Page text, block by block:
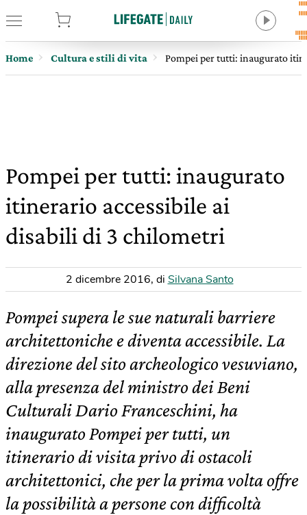
Home Cultura e stili di vita Pompei per tutti: inaugurato
Pompei per tutti: inaugurato
itinerario accessibile ai
disabili di 3 chilometri
2 dicembre 2016, di Silvana Santo
Pompei supera le sue naturali barriere
architettoniche e diventa accessibile. La
direzione del sito archeologico vesuviano,
alla presenza del ministro dei Beni
Culturali Dario Franceschini, ha
inaugurato Pompei per tutti, un
itinerario di visita privo di ostacoli
architettonici, che per la prima volta offre
la possibilità a persone con difficoltà